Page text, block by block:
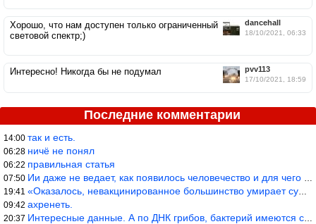
dancehall
18/10/2021, 06:33
Хорошо, что нам доступен только ограниченный
световой спектр;)
pvv113
17/10/2021, 18:59
Интересно! Никогда бы не подумал
Последние комментарии
14:00 так и есть.
06:28 ничё не понял
06:22 правильная статья
07:50 Ии даже не ведает, как появилось человечество и для чего оно сущ
19:41 «Оказалось, невакцинированное большинство умирает существенно ча
09:42 ахренеть.
20:37 Интересные данные. А по ДНК грибов, бактерий имеются сведения из